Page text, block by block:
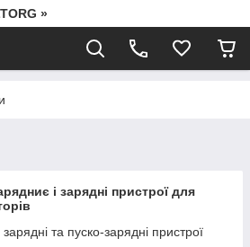
»
і зарядні пристрої для
зарядні та пуско-зарядні пристрої